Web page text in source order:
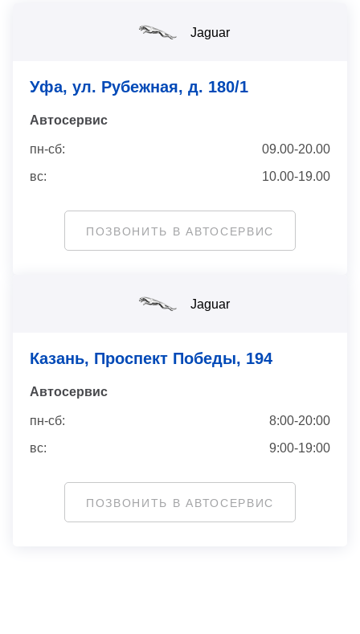
Jaguar
Уфа, ул. Рубежная, д. 180/1
Автосервис
пн-сб:
09.00-20.00
вс:
10.00-19.00
ПОЗВОНИТЬ В АВТОСЕРВИС
Jaguar
Казань, Проспект Победы, 194
Автосервис
пн-сб:
8:00-20:00
вс:
9:00-19:00
ПОЗВОНИТЬ В АВТОСЕРВИС